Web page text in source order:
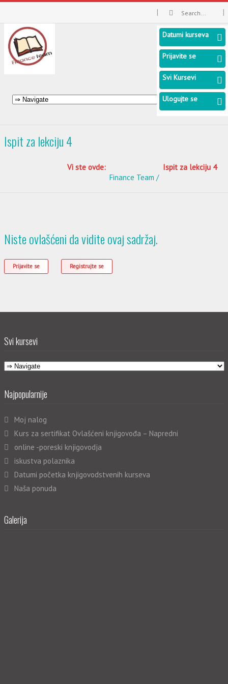
Ispit za lekciju 4
Vi ste ovde:
Finance Team
Ispit za lekciju 4
Niste ovlašćeni da vidite ovaj sadržaj.
Prijavite se Registrujte se
Svi kursevi
Najpopularnije
Moj nalog
Kurs za sertifikat Ovlašćeni knjigovođa – Napredni
online -poreski knjigovodja
iskustva polaznika
Datumi početka knjigovodstvenih kurseva
Naša ponuda
Galerija
Datumi kurseva
Prijavite se
Svi Kursevi
Ulogujte se